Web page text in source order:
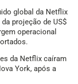
global da Netflix
projeção de US$
operacional
da Netflix caíram
York, após a